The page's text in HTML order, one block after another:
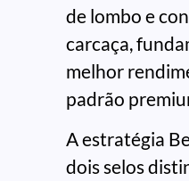
de lombo e
carcaça,
melhor
padrão
A estratégia
dois selos